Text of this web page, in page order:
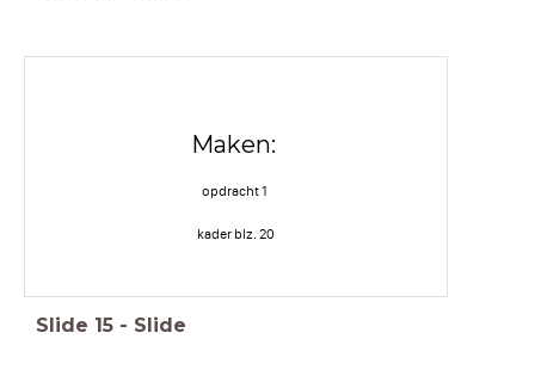
Maken:
opdracht 1
kader blz. 20
Slide 15 - Slide